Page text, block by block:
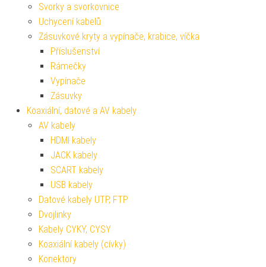
Svorky a svorkovnice
Uchycení kabelů
Zásuvkové kryty a vypínače, krabice, víčka
Příslušenství
Rámečky
Vypínače
Zásuvky
Koaxiální, datové a AV kabely
AV kabely
HDMI kabely
JACK kabely
SCART kabely
USB kabely
Datové kabely UTP, FTP
Dvojlinky
Kabely CYKY, CYSY
Koaxiální kabely (cívky)
Konektory